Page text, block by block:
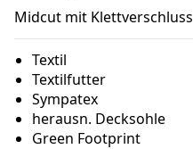
Midcut mit Klettverschluss
Textil
Textilfutter
Sympatex
herausn. Decksohle
Green Footprint